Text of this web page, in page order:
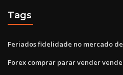
Tags
Feriados fidelidade no mercado
Forex comprar parar vender